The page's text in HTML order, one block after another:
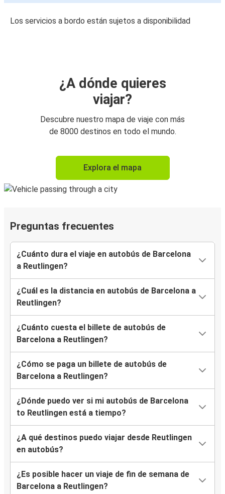
Los servicios a bordo están sujetos a disponibilidad
¿A dónde quieres
viajar?
Descubre nuestro mapa de viaje con más
de 8000 destinos en todo el mundo.
Explora el mapa
Preguntas frecuentes
¿Cuánto dura el viaje en autobús de Barcelona
a Reutlingen?
¿Cuál es la distancia en autobús de Barcelona a
Reutlingen?
¿Cuánto cuesta el billete de autobús de
Barcelona a Reutlingen?
¿Cómo se paga un billete de autobús de
Barcelona a Reutlingen?
¿Dónde puedo ver si mi autobús de Barcelona
to Reutlingen está a tiempo?
¿A qué destinos puedo viajar desde Reutlingen
en autobús?
¿Es posible hacer un viaje de fin de semana de
Barcelona a Reutlingen?